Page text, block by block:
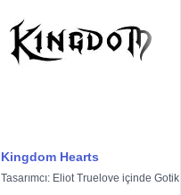
Kingdom Hearts
Tasarımcı: Eliot Truelove içinde Gotik